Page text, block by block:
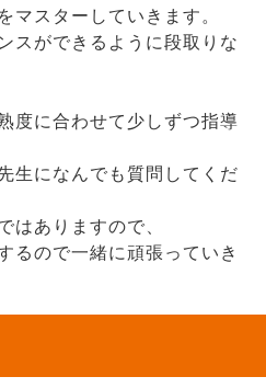
マスターしていきます。
スができるように段取りな
度に合わせて少しずつ指導
生になんでも質問してくだ
はありますので、
るので一緒に頑張っていき